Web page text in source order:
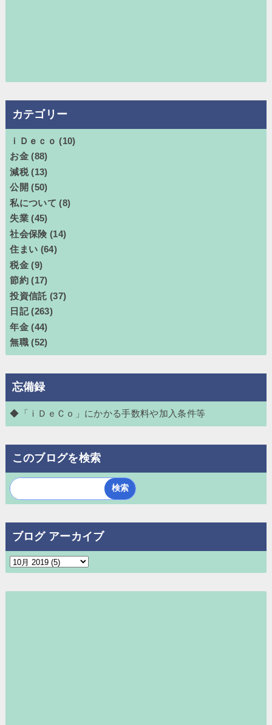
カテゴリー
ｉＤｅｃｏ (10)
お金 (88)
減税 (13)
公開 (50)
私について (8)
失業 (45)
社会保険 (14)
住まい (64)
税金 (9)
節約 (17)
投資信託 (37)
日記 (263)
年金 (44)
無職 (52)
忘備録
◆「ｉＤｅＣｏ」にかかる手数料や加入条件等
このブログを検索
ブログ アーカイブ